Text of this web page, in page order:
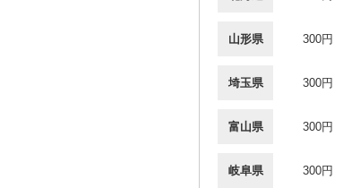
山形県 300円
埼玉県 300円
富山県 300円
岐阜県 300円